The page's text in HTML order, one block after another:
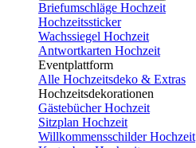
Briefumschläge Hochzeit
Hochzeitssticker
Wachssiegel Hochzeit
Antwortkarten Hochzeit
Eventplattform
Alle Hochzeitsdeko & Extras
Hochzeitsdekorationen
Gästebücher Hochzeit
Sitzplan Hochzeit
Willkommensschilder Hochzeit